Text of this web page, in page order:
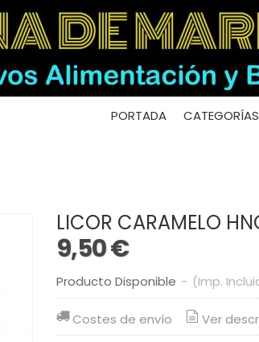
PORTADA CATEGORÍAS
LICOR CARAMELO
9,50 €
Producto Disponible - (Imp.
Costes de envío Ver